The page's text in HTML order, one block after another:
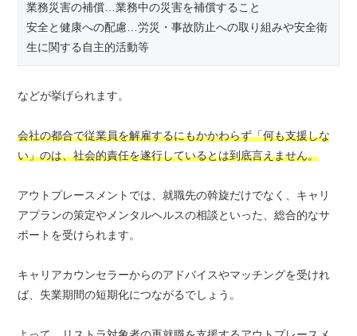
業務災害の補償…業務中の災害を補償すること
安全と健康への配慮…労災・事故防止への取り組みや安全衛
生に関する自主的活動等
などが挙げられます。
会社の都合で従業員を解雇するにもかかわらず「何も支援しな
い」のは、社会的責任を遂行しているとは到底言えません。
アウトプレースメントでは、就職先の斡旋だけでなく、キャリ
アプランの策定やメンタルヘルスの相談といった、総合的なサ
ポートを受けられます。
キャリアカウンセラーからのアドバイスやマッチングを受けれ
ば、失業期間の短期化につながるでしょう。